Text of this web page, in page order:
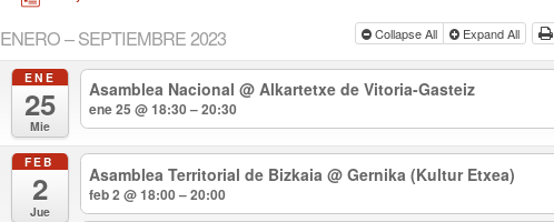
ENERO – SEPTIEMBRE 2023 Collapse All Expand All
ENE
25
Mie
Asamblea Nacional@ Alkartetxe de Vitoria-Gasteiz
ene 25 @ 18:30 – 20:30
FEB
2
Jue
Asamblea Territorial de Bizkaia@ Gernika (Kultur Etxea)
feb 2 @ 18:00 – 20:00